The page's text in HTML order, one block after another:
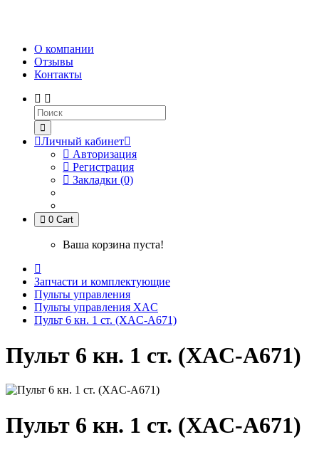
О компании
Отзывы
Контакты
Личный кабинет
Авторизация
Регистрация
Закладки (0)
0 Cart
Ваша корзина пуста!
Запчасти и комплектующие
Пульты управления
Пульты управления XAC
Пульт 6 кн. 1 ст. (XАC-A671)
Пульт 6 кн. 1 ст. (XАC-A671)
Пульт 6 кн. 1 ст. (XАC-A671)